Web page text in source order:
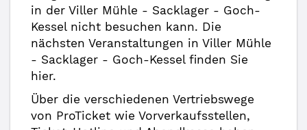
in der Viller Mühle - Sacklager - Goch-
Kessel nicht besuchen kann. Die
nächsten Veranstaltungen in Viller Mühle
- Sacklager - Goch-Kessel finden Sie
hier.
Über die verschiedenen Vertriebswege
von ProTicket wie Vorverkaufsstellen,